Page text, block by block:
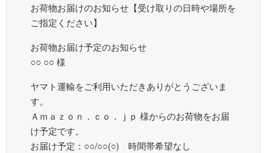
お荷物お届けのお知らせ【受け取りの日時や場所を
ご指定ください】
お荷物お届け予定のお知らせ
○○ ○○ 様
ヤマト運輸をご利用いただきありがとうございま
す。
Ａｍａｚｏｎ．ｃｏ．ｊｐ 様からのお荷物をお届
け予定です。
お届け予定：○○/○○(○) 時間帯希望なし